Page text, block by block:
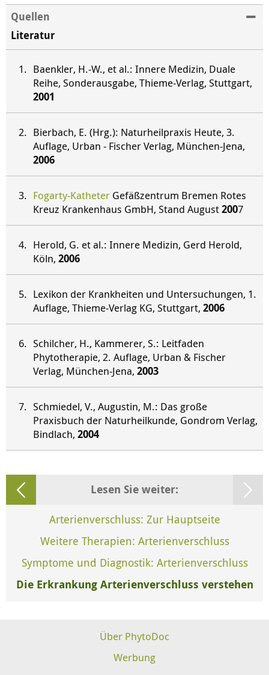
Quellen
Literatur
Baenkler, H.-W., et al.: Innere Medizin, Duale
Reihe, Sonderausgabe, Thieme-Verlag, Stuttgart,
2001
Bierbach, E. (Hrg.): Naturheilpraxis Heute, 3.
Auflage, Urban - Fischer Verlag, München-Jena,
2006
Fogarty-Katheter Gefäßzentrum Bremen Rotes
Kreuz Krankenhaus GmbH, Stand August2007
Herold, G. et al.: Innere Medizin, Gerd Herold,
Köln, 2006
Lexikon der Krankheiten und Untersuchungen, 1.
Auflage, Thieme-Verlag KG, Stuttgart, 2006
Schilcher, H., Kammerer, S.: Leitfaden
Phytotherapie, 2. Auflage, Urban & Fischer
Verlag, München-Jena, 2003
Schmiedel, V., Augustin, M.: Das große
Praxisbuch der Naturheilkunde, Gondrom Verlag,
Bindlach, 2004
Lesen Sie weiter:
Arterienverschluss: Zur Hauptseite
Weitere Therapien: Arterienverschluss
Symptome und Diagnostik: Arterienverschluss
Die Erkrankung Arterienverschluss verstehen
Über PhytoDoc
Werbung